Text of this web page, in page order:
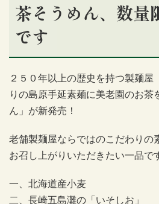
茶そうめん、数量
です
２５０年以上の歴史を持つ製麺屋
りの島原手延素麺に美老園のお茶
ん」が新発売！
老舗製麺屋ならではのこだわりの
お召し上がりいただきたい一品で
一、北海道産小麦
二、長崎五島灘の「いそしお」